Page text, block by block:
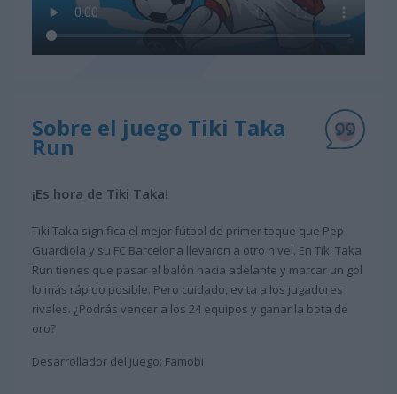
Sobre el juego Tiki Taka
Run
¡Es hora de Tiki Taka!
Tiki Taka significa el mejor fútbol de primer toque que Pep
Guardiola y su FC Barcelona llevaron a otro nivel. En Tiki Taka
Run tienes que pasar el balón hacia adelante y marcar un gol
lo más rápido posible. Pero cuidado, evita a los jugadores
rivales. ¿Podrás vencer a los 24 equipos y ganar la bota de
oro?
Desarrollador del juego: Famobi